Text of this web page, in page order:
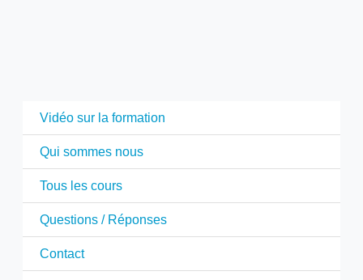
Vidéo sur la formation
Qui sommes nous
Tous les cours
Questions / Réponses
Contact